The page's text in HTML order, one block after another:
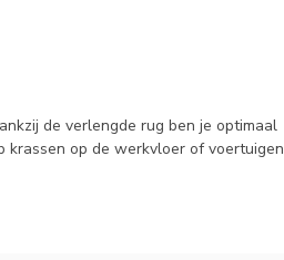
de verlengde rug ben je optimaal
krassen op de werkvloer of voertuigen